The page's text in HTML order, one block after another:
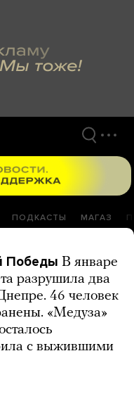
ПОДКАСТЫ МАГАЗ
Победы В январе
разрушила два
46 человек
«Медуза»
с выжившими